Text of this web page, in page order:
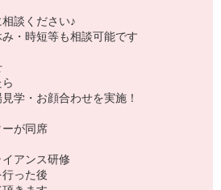
談ください♪
・時短等も相談可能です
学・お顔合わせを実施！
が同席
アンス研修
った後